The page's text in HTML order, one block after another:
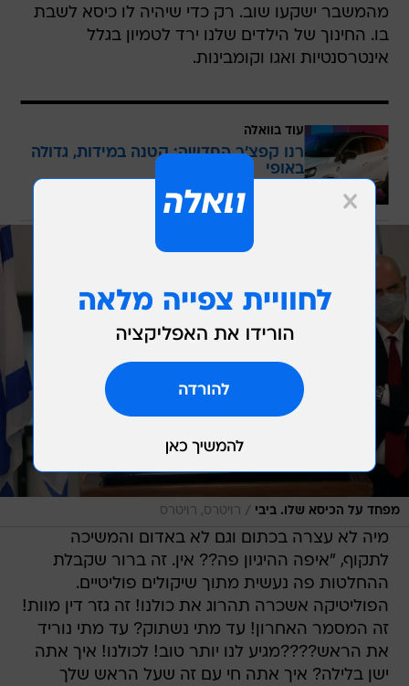
מהמשבר ישקעו שוב. רק כדי שיהיה לו כיסא לשבת
בו. החינוך של הילדים שלנו ירד לטמיון בגלל
אינטרסנטיות ואגו וקומבינות.
עוד בוואלה
רנו קפצ'ר החדשה: קטנה במידות, גדולה
באופי
מפחד על הכיסא שלו. ביבי / רויטרס, רויטרס
מיה לא עצרה בכתום וגם לא באדום והמשיכה
לתקוף, "איפה ההיגיון פה?? אין. זה ברור שקבלת
ההחלטות פה נעשית מתוך שיקולים פוליטיים.
הפוליטיקה אשכרה תהרוג את כולנו! זה גזר דין מוות!
זה המסמר האחרון! עד מתי נשתוק? עד מתי נוריד
את הראש????מגיע לנו יותר טוב! לכולנו! איך אתה
ישן בלילה? איך אתה חי עם זה שעל הראש שלך